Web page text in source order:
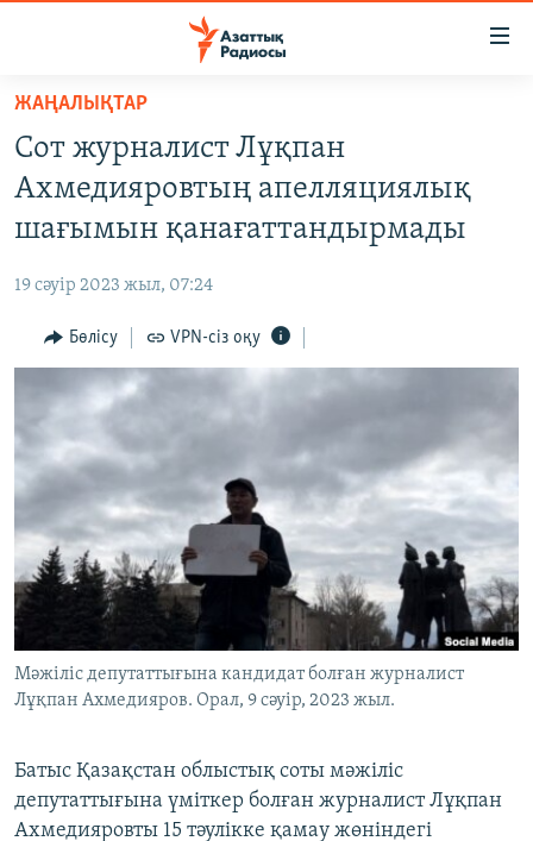
Skip
main
content
to
main
Navigation
to
Search
АДАМ ҚҰҚЫҚТАРЫ
ӘЛЕУМЕТ
АРНАЙЫ ЖОБАЛАР
Русский
ЖАЗЫЛЫҢЫЗ
Басқа тілдерде
ЖАҢАЛЫҚТАР
Сот журналист Лұқпан
Ахмедияровтың апелляциялық
шағымын қанағаттандырмады
19 сәуір 2023 жыл, 07:24
Бөлісу VPN-сіз оқу
Мәжіліс депутаттығына кандидат болған журналист
Лұқпан Ахмедияров. Орал, 9 сәуір, 2023 жыл.
Батыс Қазақстан облыстық соты мәжіліс
депутаттығына үміткер болған журналист Лұқпан
Ахмедияровты 15 тәулікке қамау жөніндегі